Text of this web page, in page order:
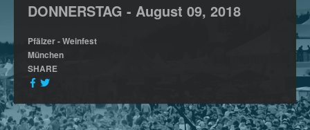
DONNERSTAG - August 09, 2018
Pfälzer - Weinfest
München
SHARE